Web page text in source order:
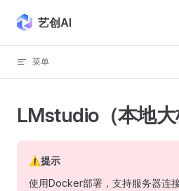
Skip to content
艺创AI
菜单
LMstudio（本地大
⚠提示
使用Docker部署，支持服务器连